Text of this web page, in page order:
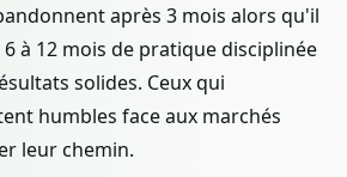
après 3 mois alors qu'il
à 12 mois de pratique disciplinée
solides. Ceux qui
humbles face aux marchés
leur chemin.